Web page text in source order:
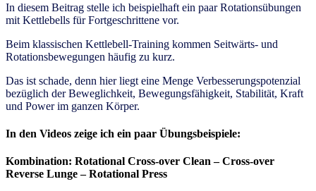
In diesem Beitrag stelle ich beispielhaft ein paar Rotationsübungen
mit Kettlebells für Fortgeschrittene vor.
Beim klassischen Kettlebell-Training kommen Seitwärts- und
Rotationsbewegungen häufig zu kurz.
Das ist schade, denn hier liegt eine Menge Verbesserungspotenzial
bezüglich der Beweglichkeit, Bewegungsfähigkeit, Stabilität, Kraft
und Power im ganzen Körper.
In den Videos zeige ich ein paar Übungsbeispiele:
Kombination: Rotational Cross-over Clean – Cross-over
Reverse Lunge – Rotational Press